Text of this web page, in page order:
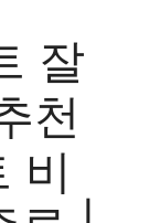
잘
천
비